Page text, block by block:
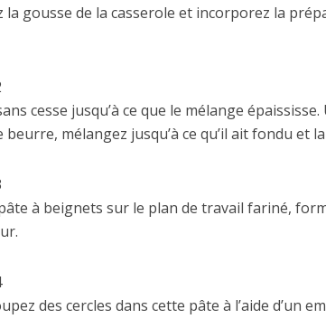
la gousse de la casserole et incorporez la
cesse jusqu’à ce que le mélange
beurre, mélangez jusqu’à ce qu’il ait fondu et
à beignets sur le plan de travail fariné,
des cercles dans cette pâte à l’aide d’un